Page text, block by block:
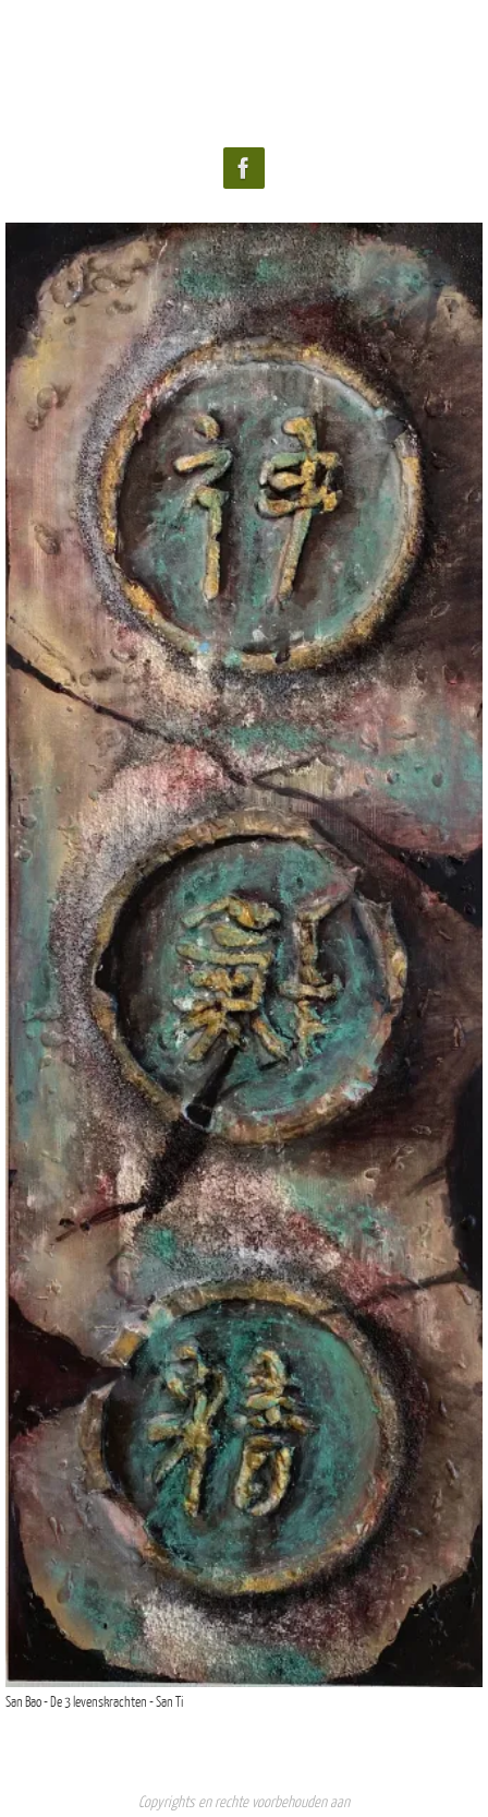
San Bao - De 3 levenskrachten - San Ti
Copyrights en rechte voorbehouden aan